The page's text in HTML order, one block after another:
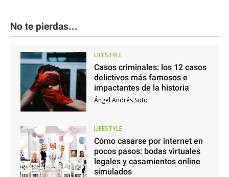
No te pierdas...
LIFESTYLE
Casos criminales: los 12 casos
delictivos más famosos e
impactantes de la historia
Ángel Andrés Soto
LIFESTYLE
Cómo casarse por internet en
pocos pasos: bodas virtuales
legales y casamientos online
simulados